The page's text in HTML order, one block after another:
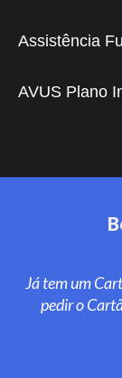
Assistência
AVUS Plano
Já tem um
pedir o